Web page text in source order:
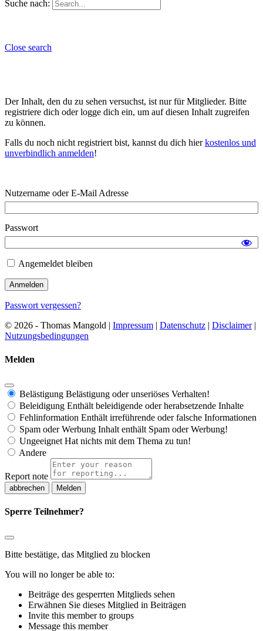
Suche nach:
Close search
Der Inhalt, den du zu sehen versuchst, ist nur für Mitglieder. Bitte
registriere dich oder logge dich ein, um auf diesen Inhalt zugreifen
zu können.
Falls du noch nicht registriert bist, kannst du dich hierkostenlos und
unverbindlich anmelden!
Nutzername oder E-Mail Adresse
Passwort
Angemeldet bleiben
Passwort vergessen?
© 2026 - Thomas Mangold | Impressum | Datenschutz | Disclaimer|
Nutzungsbedingungen
Melden
Belästigung Belästigung oder unseriöses Verhalten!
Beleidigung Enthält beleidigende oder herabsetzende Inhalte
Fehlinformation Enthält irreführende oder falsche Informationen
Spam oder Werbung Inhalt enthält Spam oder Werbung!
Ungeeignet Hat nichts mit dem Thema zu tun!
Andere
Report note
Melden
Sperre Teilnehmer?
Bitte bestätige, das Mitglied zu blocken
You will no longer be able to:
Beiträge des gesperrten Mitglieds sehen
Erwähnen Sie dieses Mitglied in Beiträgen
Invite this member to groups
Message this member